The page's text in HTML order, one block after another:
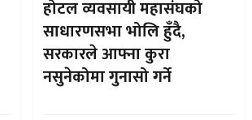
होटल व्यवसायी महासंघको
साधारणसभा भोलि हुँदै,
सरकारले आफ्ना कुरा
नसुनेकोमा गुनासो गर्ने